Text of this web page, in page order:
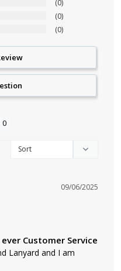
0
0
0
09/06/2025
Customer Service
Lanyard and I am